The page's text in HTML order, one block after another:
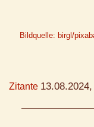
Bildquelle: birgl/
Zitante